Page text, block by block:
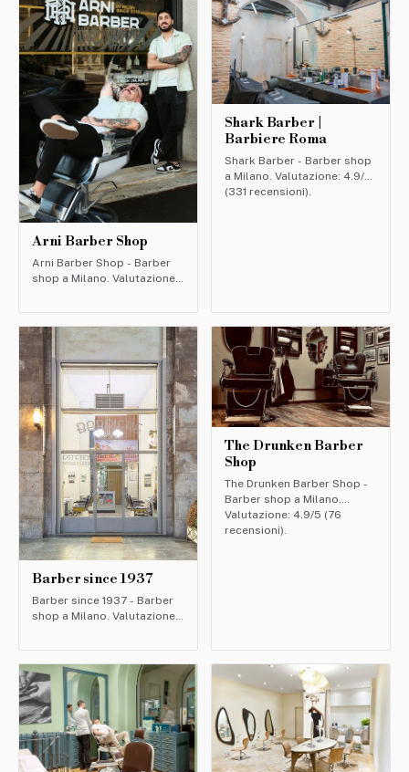
Arni Barber Shop
Arni Barber Shop - Barber
shop a Milano. Valutazione:
Shark Barber |
Barbiere Roma
Shark Barber - Barber shop
a Milano. Valutazione: 4.9/5
(331 recensioni).
Barber since 1937
Barber since 1937 - Barber
shop a Milano. Valutazione:
The Drunken Barber
Shop
The Drunken Barber Shop -
Barber shop a Milano.
Valutazione: 4.9/5 (76
recensioni).